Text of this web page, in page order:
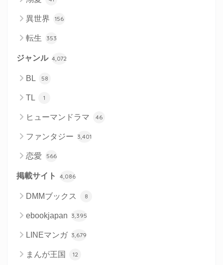
異世界 156
転生 353
ジャンル 4,072
BL 58
TL 1
ヒューマンドラマ 46
ファンタジー 3,401
恋愛 566
掲載サイト 4,086
DMMブックス 8
ebookjapan 3,395
LINEマンガ 3,679
まんが王国 12